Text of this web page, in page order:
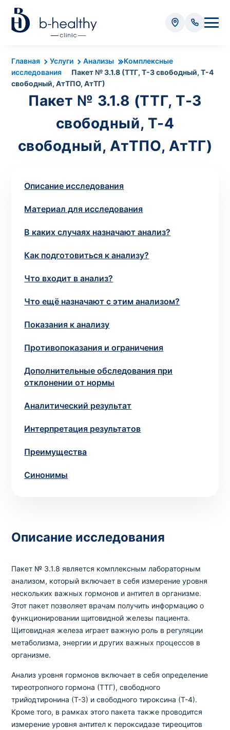
Главная Услуги Анализы
Комплексные
исследования
Пакет № 3.1.8 (ТТГ, Т-3 свободный, Т-4
свободный, АтТПО, АтТГ)
Пакет № 3.1.8 (ТТГ, Т-3
свободный, Т-4
свободный, АтТПО, АтТГ)
Описание исследования
Материал для исследования
В каких случаях назначают анализ?
Как подготовиться к анализу?
Что входит в анализ?
Что ещё назначают с этим анализом?
Показания к анализу
Противопоказания и ограничения
Дополнительные обследования при
отклонении от нормы
Аналитический результат
Интерпретация результатов
Преимущества
Синонимы
Описание исследования
Пакет № 3.1.8 является комплексным лабораторным
анализом, который включает в себя измерение уровня
нескольких важных гормонов и антител в организме.
Этот пакет позволяет врачам получить информацию о
функционировании щитовидной железы пациента.
Щитовидная железа играет важную роль в регуляции
метаболизма, энергии и других важных процессов в
организме.
Анализ уровня гормонов включает в себя определение
тиреотропного гормона (ТТГ), свободного
трийодтиронина (Т-3) и свободного тироксина (Т-4).
Кроме того, в рамках этого пакета также проводится
измерение уровня антител к пероксидазе тиреоцитов
Анализы
* Оплачивается дополнительно (в зависимости от вида
анализа):
Стоимость забора крови - 50 грн
Стоимость забора биоматериала (кроме
потрібний. Виняток становлять мазки та
зіскрібки. Взяття біоматеріалу для них
специалисту
Анализ на дому
Сохранить
Ваше имя*
Номер телефона*
Оформить заказ
Если вы не знаете, какие анализы вам
необходимы,запишитесь к врачуна
консультацию .
* Администрация клиники принимает все меры для
своевременного обновления размещённого на сайте
прайс-листа. Однако, чтобы избежать возможных
недоразумений, рекомендуем уточнять стоимость и
указанным на сайте.